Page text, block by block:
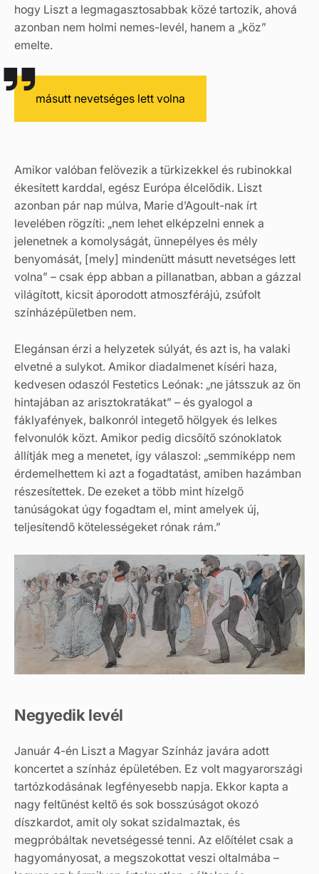
hogy Liszt a legmagasztosabbak közé tartozik, ahová
azonban nem holmi nemes-levél, hanem a „köz”
emelte.
másutt nevetséges lett volna
Amikor valóban felövezik a türkizekkel és rubinokkal
ékesített karddal, egész Európa élcelődik. Liszt
azonban pár nap múlva, Marie d’Agoult-nak írt
levelében rögzíti: „nem lehet elképzelni ennek a
jelenetnek a komolyságát, ünnepélyes és mély
benyomását, [mely] mindenütt másutt nevetséges lett
volna” – csak épp abban a pillanatban, abban a gázzal
világított, kicsit áporodott atmoszférájú, zsúfolt
színházépületben nem.
Elegánsan érzi a helyzetek súlyát, és azt is, ha valaki
elvetné a sulykot. Amikor diadalmenet kíséri haza,
kedvesen odaszól Festetics Leónak: „ne játsszuk az ön
hintajában az arisztokratákat” – és gyalogol a
fáklyafények, balkonról integető hölgyek és lelkes
felvonulók közt. Amikor pedig dicsőítő szónoklatok
állítják meg a menetet, így válaszol: „semmiképp nem
érdemelhettem ki azt a fogadtatást, amiben hazámban
részesítettek. De ezeket a több mint hízelgő
tanúságokat úgy fogadtam el, mint amelyek új,
teljesítendő kötelességeket rónak rám.”
Negyedik levél
Január 4-én Liszt a Magyar Színház javára adott
koncertet a színház épületében. Ez volt magyarországi
tartózkodásának legfényesebb napja. Ekkor kapta a
nagy feltűnést keltő és sok bosszúságot okozó
díszkardot, amit oly sokat szidalmaztak, és
megpróbáltak nevetségessé tenni. Az előítélet csak a
hagyományosat, a megszokottat veszi oltalmába –